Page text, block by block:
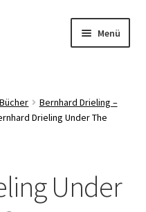
Menü
Bernhard Drieling –
Drieling Under The
Under